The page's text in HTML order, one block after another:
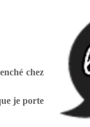
chez
je porte